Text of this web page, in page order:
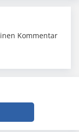
Kommentar